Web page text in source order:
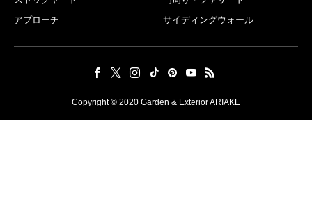
アプローチ
サイディングウォール
Copyright © 2020 Garden & Exterior ARIAKE